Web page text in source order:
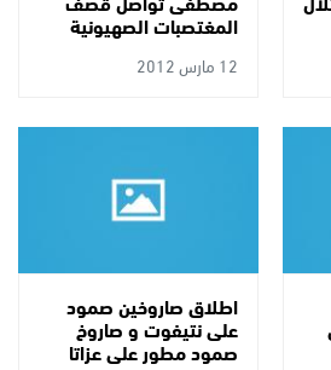
المغتصبات الصهيونية
بالصواريخ12 مارس 2012
اطلاق صاروخين صمود
على نتيفوت و صاروخ
صمود مطور على عزاتا